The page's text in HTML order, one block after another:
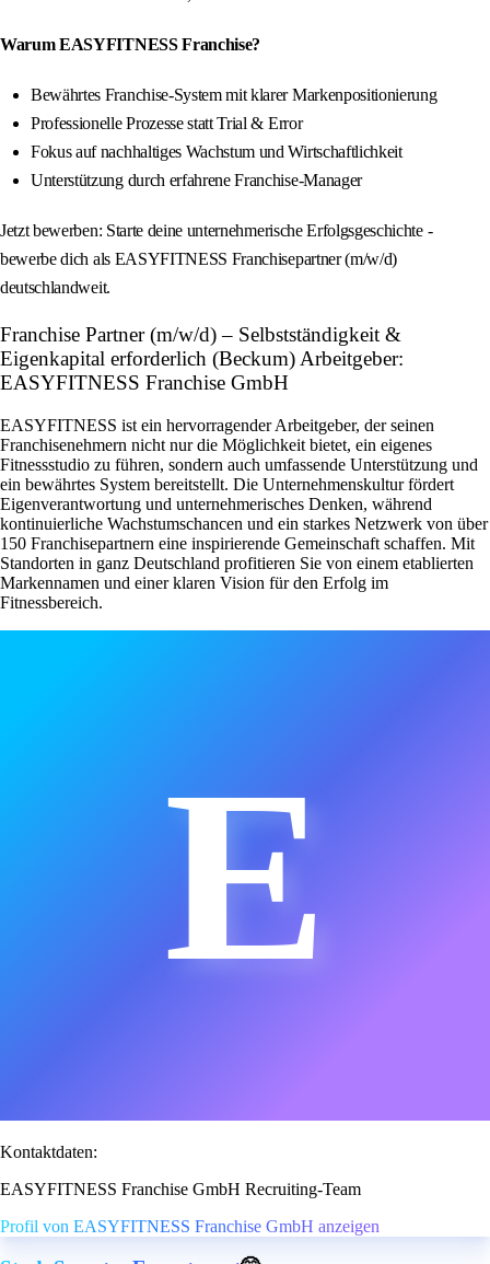
Warum EASYFITNESS Franchise?
Bewährtes Franchise-System mit klarer Markenpositionierung
Professionelle Prozesse statt Trial & Error
Fokus auf nachhaltiges Wachstum und Wirtschaftlichkeit
Unterstützung durch erfahrene Franchise-Manager
Jetzt bewerben: Starte deine unternehmerische Erfolgsgeschichte -
bewerbe dich als EASYFITNESS Franchisepartner (m/w/d)
deutschlandweit.
Franchise Partner (m/w/d) – Selbstständigkeit &
Eigenkapital erforderlich (Beckum) Arbeitgeber:
EASYFITNESS Franchise GmbH
EASYFITNESS ist ein hervorragender Arbeitgeber, der seinen
Franchisenehmern nicht nur die Möglichkeit bietet, ein eigenes
Fitnessstudio zu führen, sondern auch umfassende Unterstützung und
ein bewährtes System bereitstellt. Die Unternehmenskultur fördert
Eigenverantwortung und unternehmerisches Denken, während
kontinuierliche Wachstumschancen und ein starkes Netzwerk von über
150 Franchisepartnern eine inspirierende Gemeinschaft schaffen. Mit
Standorten in ganz Deutschland profitieren Sie von einem etablierten
Markennamen und einer klaren Vision für den Erfolg im
Fitnessbereich.
E
Kontaktdaten:
EASYFITNESS Franchise GmbH Recruiting-Team
Profil von EASYFITNESS Franchise GmbH anzeigen